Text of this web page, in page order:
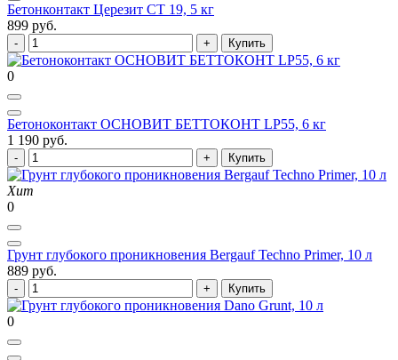
Бетонконтакт Церезит СТ 19, 5 кг
899 руб.
Купить
0
Бетоноконтакт ОСНОВИТ БЕТТОКОНТ LP55, 6 кг
1 190 руб.
Купить
Хит
0
Грунт глубокого проникновения Bergauf Techno Primer, 10 л
889 руб.
Купить
0